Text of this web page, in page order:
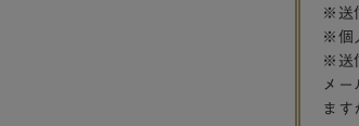
※送
※個
※送
メー
ます